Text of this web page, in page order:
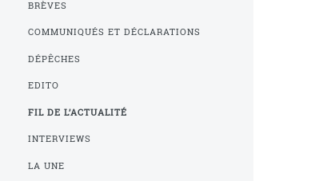
BRÈVES
COMMUNIQUÉS ET DÉCLARATIONS
DÉPÊCHES
EDITO
FIL DE L’ACTUALITÉ
INTERVIEWS
LA UNE